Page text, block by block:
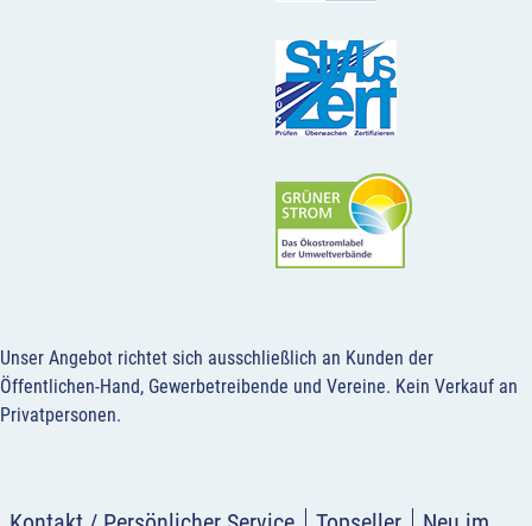
Unser Angebot richtet sich ausschließlich an Kunden der
Öffentlichen-Hand, Gewerbetreibende und Vereine. Kein Verkauf an
Privatpersonen.